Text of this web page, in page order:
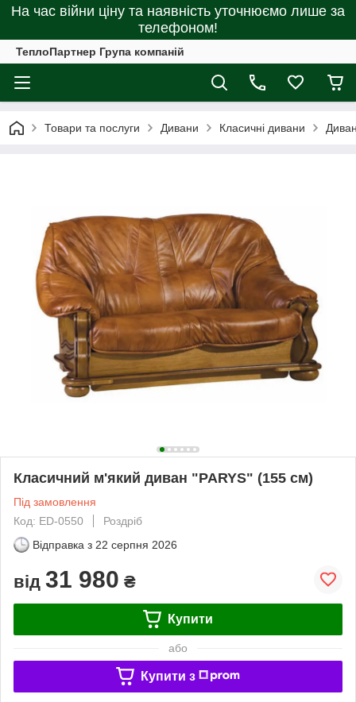
На час війни ціну та наявність уточнюємо лише за
телефоном!
ТеплоПартнер Група компаній
Товари та послуги Дивани Класичні дивани
Класичний м'який диван "PARYS" (155 см)
Під замовлення
Код: ED-0550
Роздріб
Відправка з 22 серпня 2026
від 31 980 ₴
Купити
або
Купити з